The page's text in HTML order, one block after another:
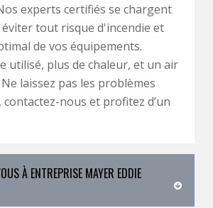
experts certifiés se chargent
tout risque d'incendie et
de vos équipements.
utilisé, plus de chaleur, et un air
laissez pas les problèmes
nous et profitez d’un
À ENTREPRISE MAYER EDDIE